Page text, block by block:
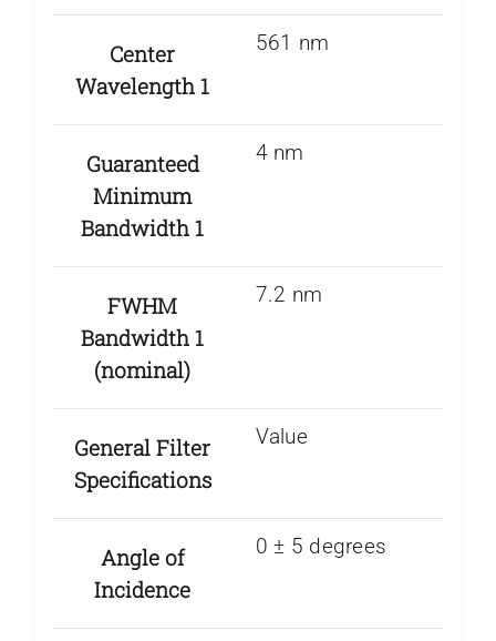
Center
Wavelength 1
561 nm
Guaranteed
Minimum
Bandwidth 1
4 nm
FWHM
Bandwidth 1
(nominal)
7.2 nm
General Filter
Specifications
Value
Angle of
Incidence
0 ± 5 degrees